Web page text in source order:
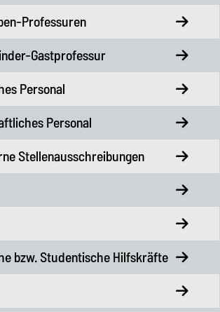
Professuren
Gastprofessur
Personal
Personal
Stellenausschreibungen
bzw. Studentische Hilfskräfte